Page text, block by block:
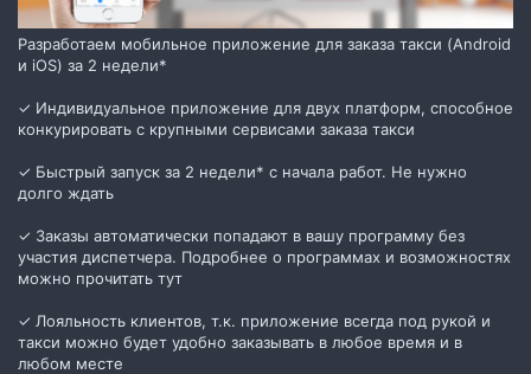
Разработаем мобильное приложение для заказа такси (Android
и iOS) за 2 недели*
✓ Индивидуальное приложение для двух платформ, способное
конкурировать с крупными сервисами заказа такси
✓ Быстрый запуск за 2 недели* с начала работ. Не нужно
долго ждать
✓ Заказы автоматически попадают в вашу программу без
участия диспетчера. Подробнее о программах и возможностях
можно прочитать тут
✓ Лояльность клиентов, т.к. приложение всегда под рукой и
такси можно будет удобно заказывать в любое время и в
любом месте